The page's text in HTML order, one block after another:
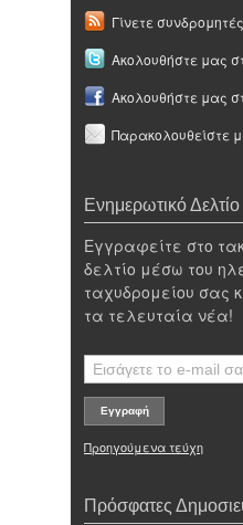
Γίνετε
Ακολουθήστε μας
Ακολουθήστε μας
Παρακολουθείστε
Ενημερωτικό Δελτίο
Εγγραφείτε στο
δελτίο μέσω του
ταχυδρομείου σας
τα τελευταία νέα!
Προηγούμενα τεύχη
Πρόσφατες